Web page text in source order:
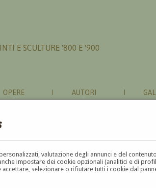
valutazione degli annunci e del
impostare dei cookie opzionali (analitici e di
selezionare o rifiutare tutti i cookie dal
E SCULTURE '800 E '900
OPERE AUTORI